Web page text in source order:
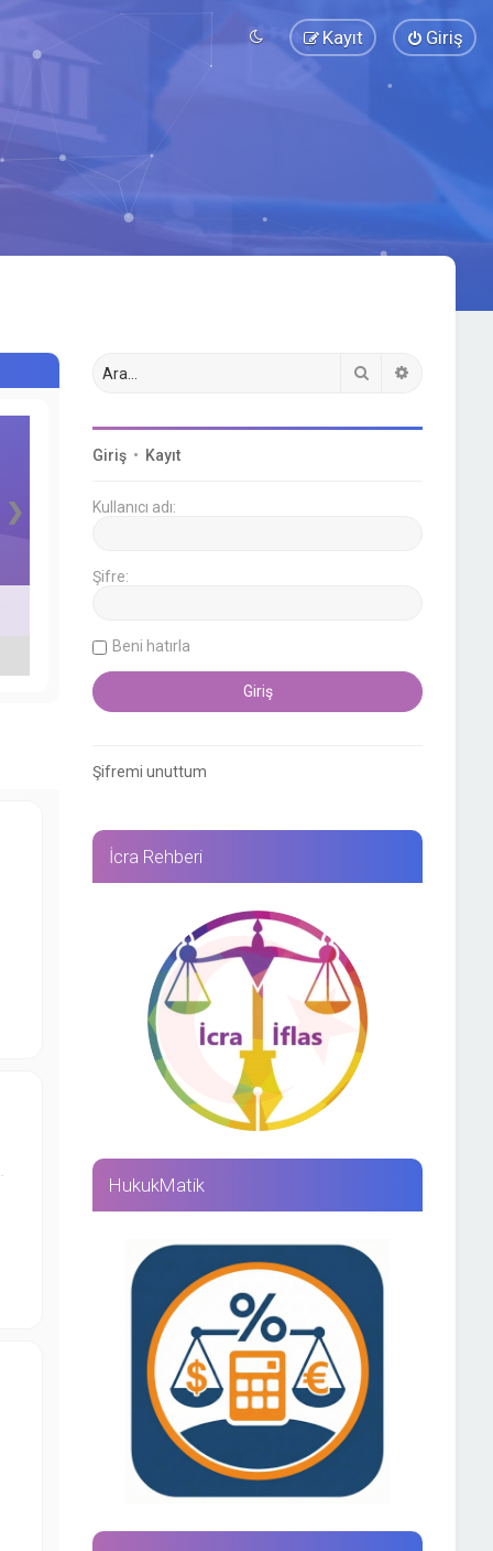
Giriş
Kayıt
❯
Ara
Giriş • Kayıt
Kullanıcı adı:
Şifre:
Beni hatırla
Şifremi unuttum
İcra Rehberi
HukukMatik